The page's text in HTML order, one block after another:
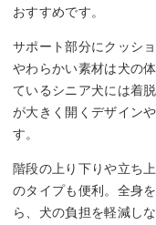
おすすめです。
サポート部分にクッシ
やわらかい素材は犬の
ているシニア犬には着
が大きく開くデザイン
す。
階段の上り下りや立ち
のタイプも便利。全身
ら、犬の負担を軽減し